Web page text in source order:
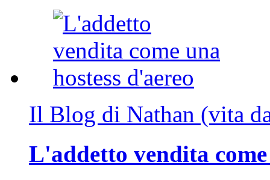
Il Blog di Nathan (vita
L'addetto vendita